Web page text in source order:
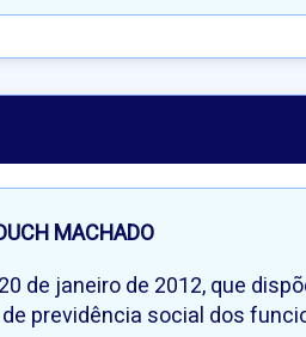
MACHADO
de janeiro de 2012, que
previdência social dos